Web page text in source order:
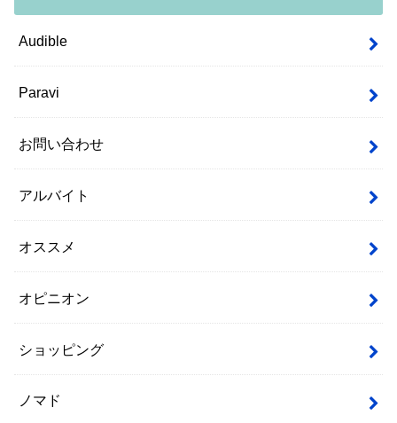
Audible
Paravi
お問い合わせ
アルバイト
オススメ
オピニオン
ショッピング
ノマド